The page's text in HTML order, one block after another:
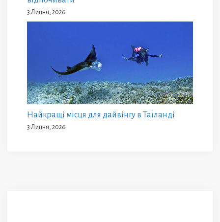
3 Липня, 2026
Найкращі місця для дайвінгу в Таїланді
3 Липня, 2026